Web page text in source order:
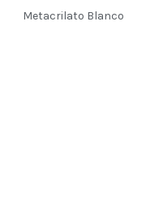
Metacrilato Blanco